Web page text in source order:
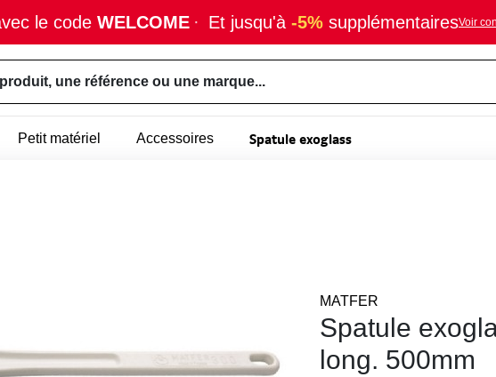
le code WELCOME · Et jusqu'à -5% supplémentairesVoir
une référence ou une marque...
Petit matériel Accessoires Spatule exoglass
MATFER
Spatule
long. 500mm